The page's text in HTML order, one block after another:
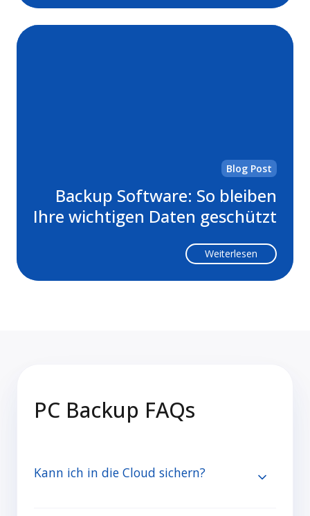
Blog Post
Backup Software: So bleiben
Ihre wichtigen Daten geschützt
Weiterlesen
PC Backup FAQs
Kann ich in die Cloud sichern?